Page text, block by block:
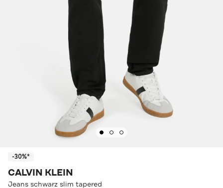
-30%*
CALVIN KLEIN
Jeans schwarz slim tapered